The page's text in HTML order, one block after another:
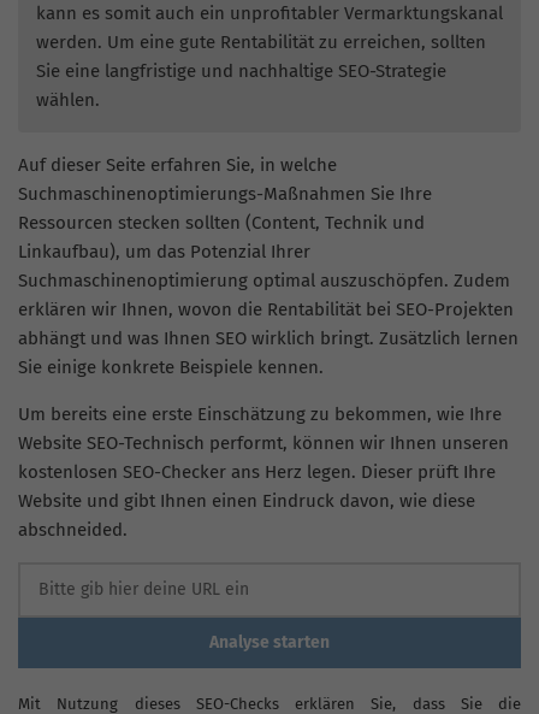
kann es somit auch ein unprofitabler Vermarktungskanal
werden. Um eine gute Rentabilität zu erreichen, sollten
Sie eine langfristige und nachhaltige SEO-Strategie
wählen.
Auf dieser Seite erfahren Sie, in welche
Suchmaschinenoptimierungs-Maßnahmen Sie Ihre
Ressourcen stecken sollten (Content, Technik und
Linkaufbau), um das Potenzial Ihrer
Suchmaschinenoptimierung optimal auszuschöpfen. Zudem
erklären wir Ihnen, wovon die Rentabilität bei SEO-Projekten
abhängt und was Ihnen SEO wirklich bringt. Zusätzlich lernen
Sie einige konkrete Beispiele kennen.
Um bereits eine erste Einschätzung zu bekommen, wie Ihre
Website SEO-Technisch performt, können wir Ihnen unseren
kostenlosen SEO-Checker ans Herz legen. Dieser prüft Ihre
Website und gibt Ihnen einen Eindruck davon, wie diese
abschneided.
Analyse starten
Mit Nutzung dieses SEO-Checks erklären Sie, dass Sie die